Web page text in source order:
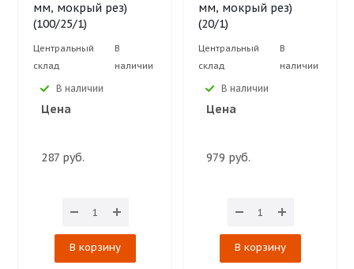
мм, мокрый рез)
(100/25/1)
Центральный
склад
В
наличии
В наличии
Цена
287 руб.
В корзину
мм, мокрый рез)
(20/1)
Центральный
склад
В
наличии
В наличии
Цена
979 руб.
В корзину